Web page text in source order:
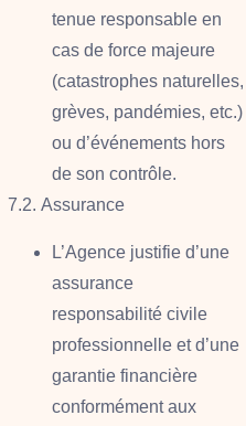
tenue responsable en
cas de force majeure
(catastrophes naturelles,
grèves, pandémies, etc.)
ou d’événements hors
de son contrôle.
7.2. Assurance
L’Agence justifie d’une
assurance
responsabilité civile
professionnelle et d’une
garantie financière
conformément aux